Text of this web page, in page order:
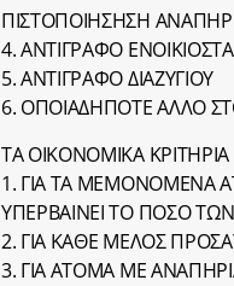
ΠΙΣΤΟΠΟΙΗΣΗΣΗ
4. ΑΝΤΙΓΡΑΦΟ
5. ΑΝΤΙΓΡΑΦΟ ΔΙΑΖΥΓΙΟΥ
6. ΟΠΟΙΑΔΗΠΟΤΕ ΑΛΛΟ
ΤΑ ΟΙΚΟΝΟΜΙΚΑ
1. ΓΙΑ ΤΑ ΜΕΜΟΝΟΜΕΝΑ
ΥΠΕΡΒΑΙΝΕΙ ΤΟ ΠΟΣΟ
2. ΓΙΑ ΚΑΘΕ ΜΕΛΟΣ
3. ΓΙΑ ΑΤΟΜΑ ΜΕ